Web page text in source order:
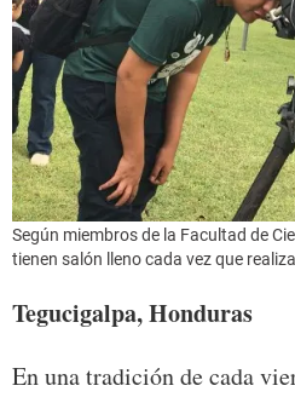
Según miembros de la Facultad de
tienen salón lleno cada vez que
Tegucigalpa, Honduras
En una tradición de cada